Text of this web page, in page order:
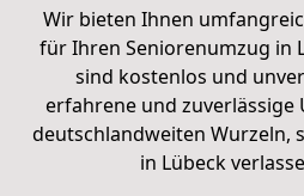
Wir bieten Ihnen
für Ihren Seniorenumzug in
sind kostenlos und
erfahrene und
deutschlandweiten Wurzeln,
in Lübeck